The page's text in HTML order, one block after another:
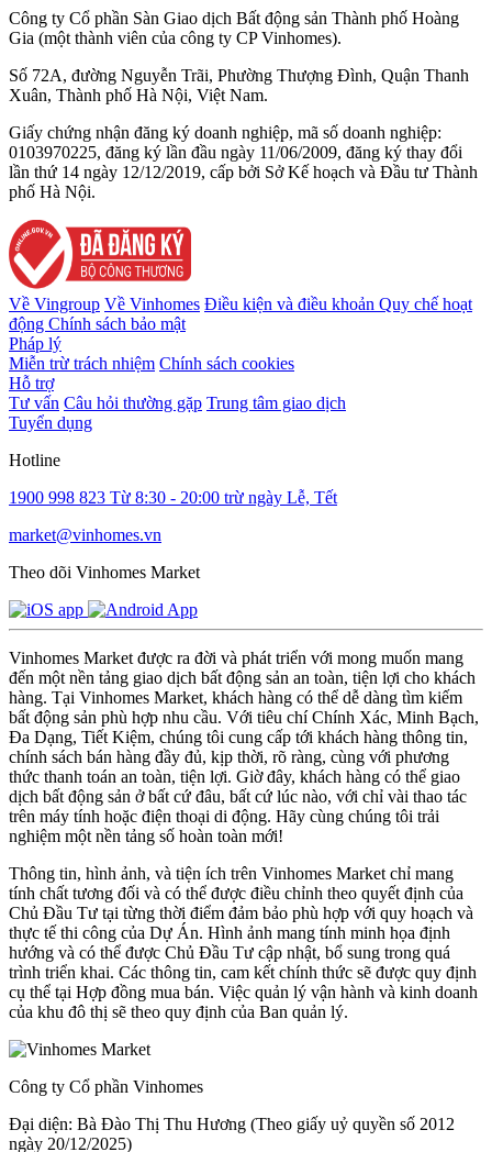
Công ty Cổ phần Sàn Giao dịch Bất động sản Thành phố Hoàng
Gia (một thành viên của công ty CP Vinhomes).
Số 72A, đường Nguyễn Trãi, Phường Thượng Đình, Quận Thanh
Xuân, Thành phố Hà Nội, Việt Nam.
Giấy chứng nhận đăng ký doanh nghiệp, mã số doanh nghiệp:
0103970225, đăng ký lần đầu ngày 11/06/2009, đăng ký thay đổi
lần thứ 14 ngày 12/12/2019, cấp bởi Sở Kế hoạch và Đầu tư Thành
phố Hà Nội.
Về Vingroup Về Vinhomes Điều kiện và điều khoản Quy chế hoạt
động Chính sách bảo mật
Pháp lý
Miễn trừ trách nhiệm Chính sách cookies
Hỗ trợ
Tư vấn Câu hỏi thường gặp Trung tâm giao dịch
Tuyển dụng
Hotline
1900 998 823 Từ 8:30 - 20:00 trừ ngày Lễ, Tết
market@vinhomes.vn
Theo dõi Vinhomes Market
Vinhomes Market được ra đời và phát triển với mong muốn mang
đến một nền tảng giao dịch bất động sản an toàn, tiện lợi cho khách
hàng. Tại Vinhomes Market, khách hàng có thể dễ dàng tìm kiếm
bất động sản phù hợp nhu cầu. Với tiêu chí Chính Xác, Minh Bạch,
Đa Dạng, Tiết Kiệm, chúng tôi cung cấp tới khách hàng thông tin,
chính sách bán hàng đầy đủ, kịp thời, rõ ràng, cùng với phương
thức thanh toán an toàn, tiện lợi. Giờ đây, khách hàng có thể giao
dịch bất động sản ở bất cứ đâu, bất cứ lúc nào, với chỉ vài thao tác
trên máy tính hoặc điện thoại di động. Hãy cùng chúng tôi trải
nghiệm một nền tảng số hoàn toàn mới!
Thông tin, hình ảnh, và tiện ích trên Vinhomes Market chỉ mang
tính chất tương đối và có thể được điều chỉnh theo quyết định của
Chủ Đầu Tư tại từng thời điểm đảm bảo phù hợp với quy hoạch và
thực tế thi công của Dự Án. Hình ảnh mang tính minh họa định
hướng và có thể được Chủ Đầu Tư cập nhật, bổ sung trong quá
trình triển khai. Các thông tin, cam kết chính thức sẽ được quy định
cụ thể tại Hợp đồng mua bán. Việc quản lý vận hành và kinh doanh
của khu đô thị sẽ theo quy định của Ban quản lý.
Công ty Cổ phần Vinhomes
Đại diện: Bà Đào Thị Thu Hương (Theo giấy uỷ quyền số 2012
ngày 20/12/2025)